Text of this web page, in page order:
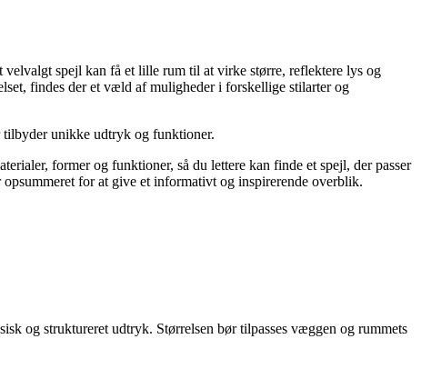
velvalgt spejl kan få et lille rum til at virke større, reflektere lys og
findes der et væld af muligheder i forskellige stilarter og
unikke udtryk og funktioner.
former og funktioner, så du lettere kan finde et spejl, der passer
for at give et informativt og inspirerende overblik.
og struktureret udtryk. Størrelsen bør tilpasses væggen og rummets